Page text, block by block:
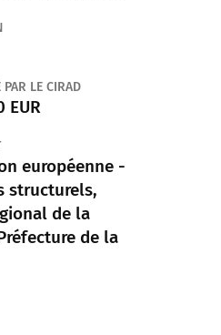
PAR LE CIRAD
EUR
européenne -
structurels,
de la
de la